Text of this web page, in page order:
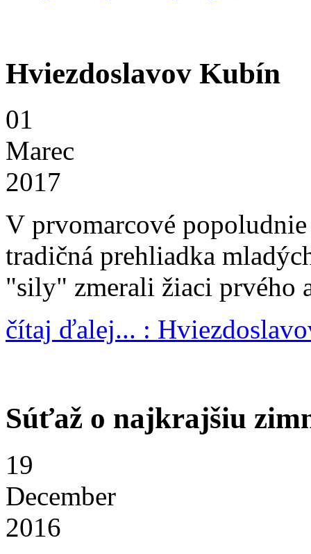
Hviezdoslavov Kubín
01
Marec
2017
V prvomarcové
tradičná prehliadka
"sily" zmerali žiaci prvého
čítaj ďalej... :
Súťaž o najkrajšiu
19
December
2016